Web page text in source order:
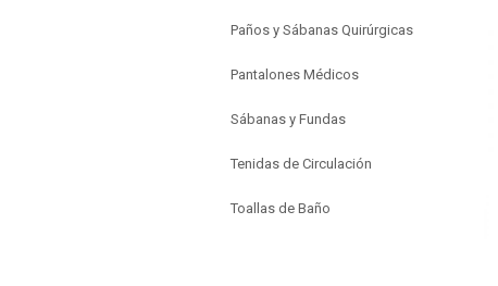
Paños y Sábanas Quirúrgicas
Pantalones Médicos
Sábanas y Fundas
Tenidas de Circulación
Toallas de Baño